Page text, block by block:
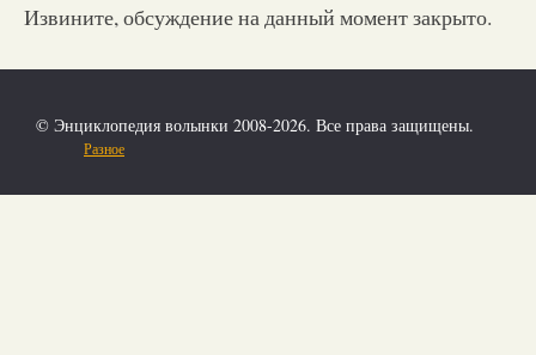
Извините, обсуждение на данный момент закрыто.
© Энциклопедия волынки 2008-2026. Все права защищены.
Разное